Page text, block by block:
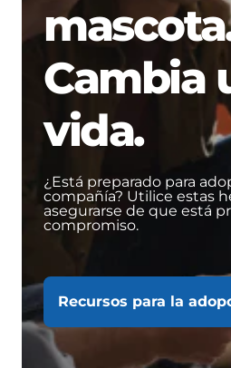
Cambia
vida.
¿Está preparado para
compañía? Utilice estas
asegurarse de que está
compromiso.
Recursos para la